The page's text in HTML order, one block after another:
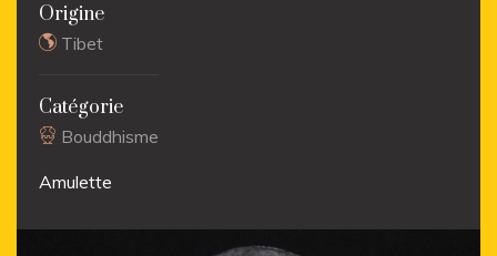
Origine
Tibet
Catégorie
Bouddhisme
Amulette